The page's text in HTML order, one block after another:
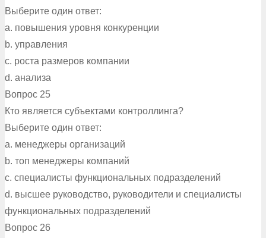
Выберите один ответ:
a. повышения уровня конкуренции
b. управления
c. роста размеров компании
d. анализа
Вопрос 25
Кто является субъектами контроллинга?
Выберите один ответ:
a. менеджеры организаций
b. топ менеджеры компаний
c. специалисты функциональных подразделений
d. высшее руководство, руководители и специалисты
функциональных подразделений
Вопрос 26